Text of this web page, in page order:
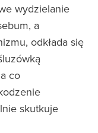
wydzielanie
a
odkłada się
co
skutkuje